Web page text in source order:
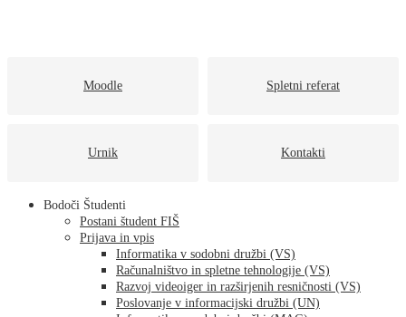
Moodle Spletni referat
Urnik Kontakti
Bodoči Študenti
Postani študent FIŠ
Prijava in vpis
Informatika v sodobni družbi (VS)
Računalništvo in spletne tehnologije (VS)
Razvoj videoiger in razširjenih resničnosti (VS)
Poslovanje v informacijski družbi (UN)